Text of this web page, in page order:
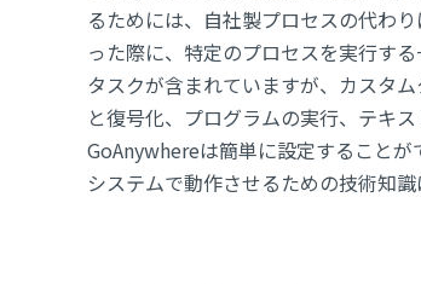
るためには、自社製プロセスの代わり
った際に、特定のプロセスを実行す
タスクが含まれていますが、カスタ
と復号化、プログラムの実行、テキ
GoAnywhereは簡単に設定することが
システムで動作させるための技術知